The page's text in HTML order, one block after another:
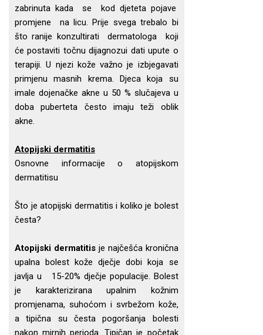
zabrinuta kada se kod djeteta pojave
promjene na licu. Prije svega trebalo bi
što ranije konzultirati dermatologa koji
će postaviti točnu dijagnozui dati upute o
terapiji. U njezi kože važno je izbjegavati
primjenu masnih krema. Djeca koja su
imale dojenačke akne u 50 % slučajeva u
doba puberteta često imaju teži oblik
akne.
Atopijski dermatitis
Osnovne informacije o atopijskom
dermatitisu
Što je atopijski dermatitis i koliko je bolest
česta?
Atopijski dermatitisje najčešća kronična
upalna bolest kože dječje dobi koja se
javlja u 15-20% dječje populacije. Bolest
je karakterizirana upalnim kožnim
promjenama, suhoćom i svrbežom kože,
a tipična su česta pogoršanja bolesti
nakon mirnih perioda. Tipičan je početak